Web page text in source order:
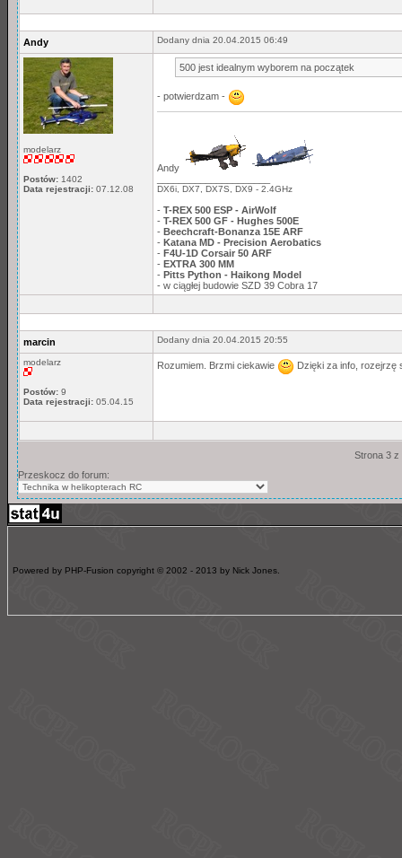
Andy Dodany dnia 20.04.2015 06:49
modelarz
Postów: 1402
Data rejestracji: 07.12.08
500 jest idealnym wyborem na początek
- potwierdzam -
Andy
DX6i, DX7, DX7S, DX9 - 2.4GHz
- T-REX 500 ESP - AirWolf
- T-REX 500 GF - Hughes 500E
- Beechcraft-Bonanza 15E ARF
- Katana MD - Precision Aerobatics
- F4U-1D Corsair 50 ARF
- EXTRA 300 MM
- Pitts Python - Haikong Model
- w ciągłej budowie SZD 39 Cobra 17
marcin Dodany dnia 20.04.2015 20:55
modelarz
Postów: 9
Data rejestracji: 05.04.15
Rozumiem. Brzmi ciekawie Dzięki za info, rozejrzę
Strona 3
Przeskocz do forum:
Powered by PHP-Fusion copyright © 2002 - 2013 by Nick Jones.